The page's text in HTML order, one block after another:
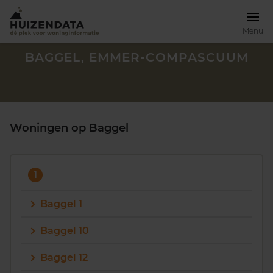
Menu
BAGGEL, EMMER-COMPASCUUM
Woningen op Baggel
1
Baggel 1
Baggel 10
Baggel 12